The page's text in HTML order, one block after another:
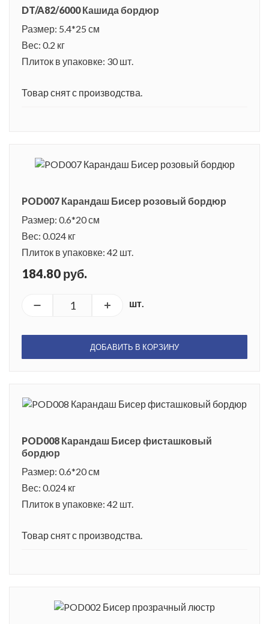
DT/A82/6000 Кашида бордюр
Размер: 5.4*25 см
Вес: 0.2 кг
Плиток в упаковке: 30 шт.
Товар снят с производства.
POD007 Карандаш Бисер розовый бордюр
Размер: 0.6*20 см
Вес: 0.024 кг
Плиток в упаковке: 42 шт.
184.80 руб.
шт.
ДОБАВИТЬ В КОРЗИНУ
POD008 Карандаш Бисер фисташковый
бордюр
Размер: 0.6*20 см
Вес: 0.024 кг
Плиток в упаковке: 42 шт.
Товар снят с производства.